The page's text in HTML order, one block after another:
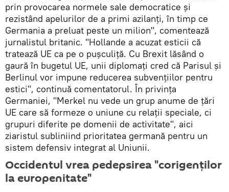
prin provocarea normele sale democratice și
rezistând apelurilor de a primi azilanți, în timp ce
Germania a preluat peste un milion", comentează
jurnalistul britanic. "Hollande a acuzat esticii că
tratează UE ca pe o pușculiță. Cu Brexit lăsând o
gaură în bugetul UE, unii diplomați cred că Parisul și
Berlinul vor impune reducerea subvențiilor pentru
estici", continuă comentatorul. În privința
Germaniei, "Merkel nu vede un grup anume de țări
UE care să formeze o uniune cu relații speciale, ci
grupuri diferite pe domenii de activitate", aici
ziaristul subliniind prioritatea germană pentru un
sistem defensiv integrat al Uniunii.
Occidentul vrea pedepsirea "corigenților
la europenitate"